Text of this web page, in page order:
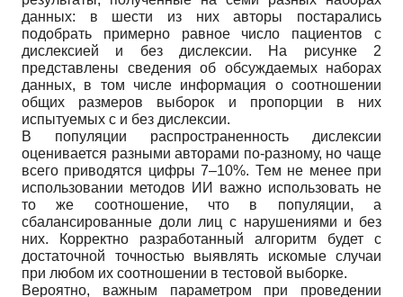
данных: в шести из них авторы постарались
подобрать примерно равное число пациентов с
дислексией и без дислексии. На рисунке 2
представлены сведения об обсуждаемых наборах
данных, в том числе информация о соотношении
общих размеров выборок и пропорции в них
испытуемых с и без дислексии.
В популяции распространенность дислексии
оценивается разными авторами по-разному, но чаще
всего приводятся цифры 7–10%. Тем не менее при
использовании методов ИИ важно использовать не
то же соотношение, что в популяции, а
сбалансированные доли лиц с нарушениями и без
них. Корректно разработанный алгоритм будет с
достаточной точностью выявлять искомые случаи
при любом их соотношении в тестовой выборке.
Вероятно, важным параметром при проведении